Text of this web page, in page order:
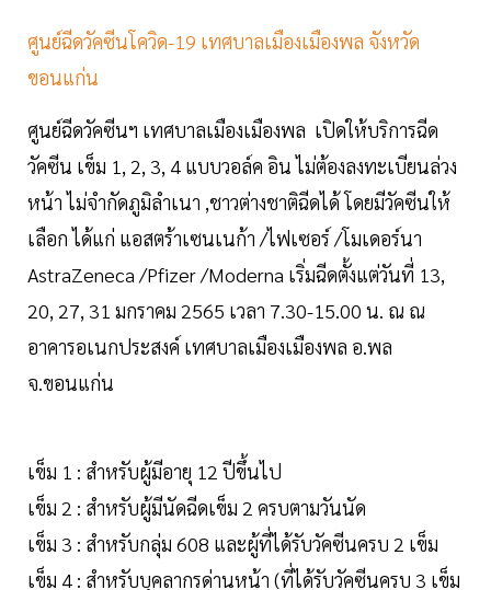
ศูนย์ฉีดวัคซีนโควิด-19 เทศบาลเมืองเมืองพล จังหวัด
ขอนแก่น
ศูนย์ฉีดวัคซีนฯ เทศบาลเมืองเมืองพล เปิดให้บริการฉีด
วัคซีน เข็ม 1, 2, 3, 4 แบบวอล์ค อิน ไม่ต้องลงทะเบียนล่วง
หน้า ไม่จำกัดภูมิลำเนา ,ชาวต่างชาติฉีดได้ โดยมีวัคซีนให้
เลือก ได้แก่ แอสตร้าเซนเนก้า /ไฟเซอร์ /โมเดอร์นา
AstraZeneca /Pfizer /Moderna เริ่มฉีดตั้งแต่วันที่ 13,
20, 27, 31 มกราคม 2565 เวลา 7.30-15.00 น. ณ ณ
อาคารอเนกประสงค์ เทศบาลเมืองเมืองพล อ.พล
จ.ขอนแก่น
เข็ม 1 : สำหรับผู้มีอายุ 12 ปีขึ้นไป
เข็ม 2 : สำหรับผู้มีนัดฉีดเข็ม 2 ครบตามวันนัด
เข็ม 3 : สำหรับกลุ่ม 608 และผู้ที่ได้รับวัคซีนครบ 2 เข็ม
เข็ม 4 : สำหรับบุคลากรด่านหน้า (ที่ได้รับวัคซีนครบ 3 เข็ม